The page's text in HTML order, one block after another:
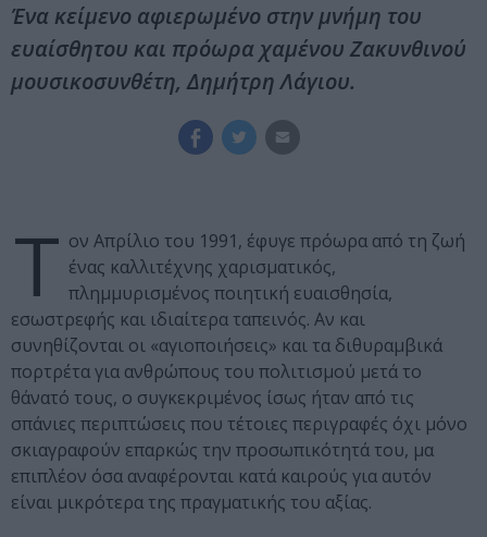
Ένα κείμενο αφιερωμένο στην μνήμη του
ευαίσθητου και πρόωρα χαμένου Ζακυνθινού
μουσικοσυνθέτη, Δημήτρη Λάγιου.
Τ ον Απρίλιο του 1991, έφυγε πρόωρα από τη ζωή
ένας καλλιτέχνης χαρισματικός,
πλημμυρισμένος ποιητική ευαισθησία,
εσωστρεφής και ιδιαίτερα ταπεινός. Αν και
συνηθίζονται οι «αγιοποιήσεις» και τα διθυραμβικά
πορτρέτα για ανθρώπους του πολιτισμού μετά το
θάνατό τους, ο συγκεκριμένος ίσως ήταν από τις
σπάνιες περιπτώσεις που τέτοιες περιγραφές όχι μόνο
σκιαγραφούν επαρκώς την προσωπικότητά του, μα
επιπλέον όσα αναφέρονται κατά καιρούς για αυτόν
είναι μικρότερα της πραγματικής του αξίας.